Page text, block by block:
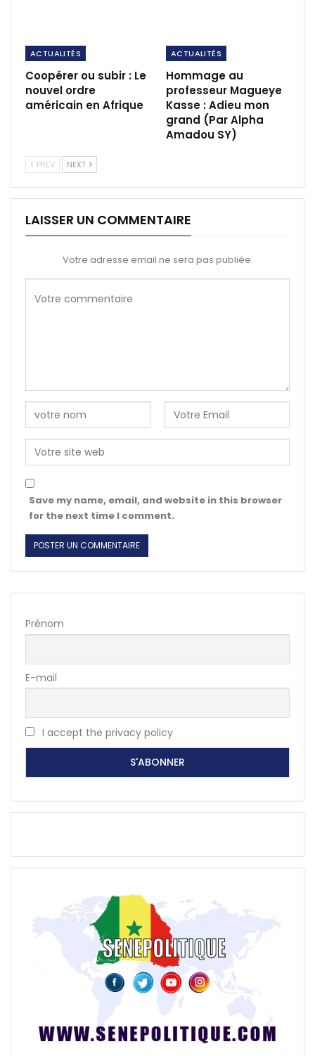
ACTUALITÉS
Coopérer ou subir : Le
nouvel ordre
américain en Afrique
ACTUALITÉS
Hommage au
professeur Magueye
Kasse : Adieu mon
grand (Par Alpha
Amadou SY)
PREV NEXT
LAISSER UN COMMENTAIRE
Votre adresse email ne sera pas publiée.
Save my name, email, and website in this browser
for the next time I comment.
Prénom
E-mail
I accept the privacy policy